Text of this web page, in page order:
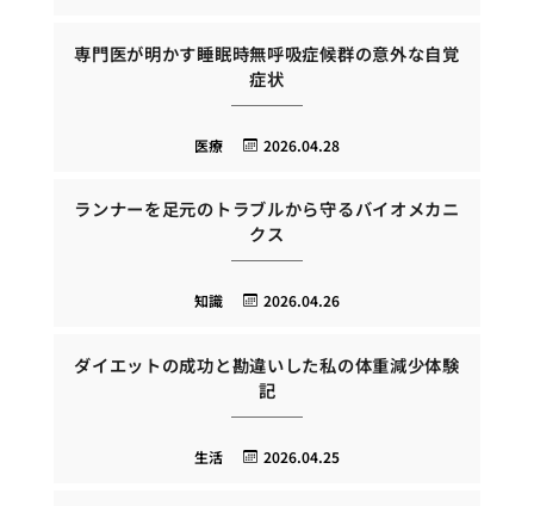
専門医が明かす睡眠時無呼吸症候群の意外な自覚
症状
2026.04.28
医療
ランナーを足元のトラブルから守るバイオメカニ
クス
2026.04.26
知識
ダイエットの成功と勘違いした私の体重減少体験
記
2026.04.25
生活